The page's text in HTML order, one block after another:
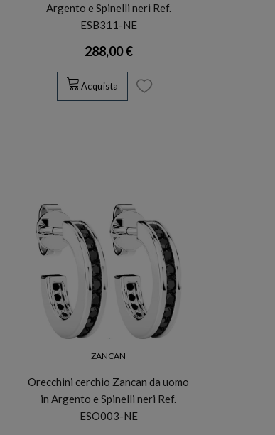
Argento e Spinelli neri Ref.
ESB311-NE
288,00 €
Acquista
ZANCAN
Orecchini cerchio Zancan da uomo
in Argento e Spinelli neri Ref.
ESO003-NE